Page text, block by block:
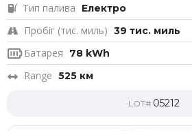
Тип палива Електро
Пробіг (тис. миль) 39 тис. миль
Батарея 78 kWh
Range 525 км
LOT# 05212